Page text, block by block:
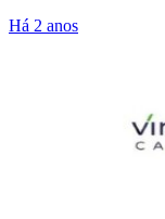
Há 2 anos